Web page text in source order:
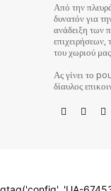
Από την
δυνατόν για
ανάδειξη των
του χωριού
Ας γίνει το
δίαυλος